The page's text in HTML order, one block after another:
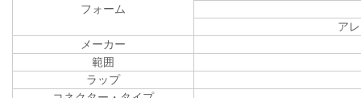
フォーム
ア
メーカー
範囲
ラップ